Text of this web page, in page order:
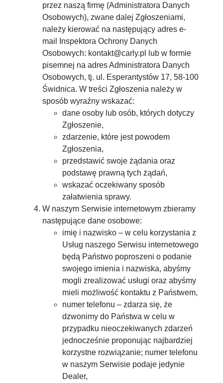
przez naszą firmę (Administratora Danych
Osobowych), zwane dalej Zgłoszeniami,
należy kierować na następujący adres e-
mail Inspektora Ochrony Danych
Osobowych: kontakt@carly.pl
lub w formie
pisemnej na adres Administratora Danych
Osobowych, tj. ul. Esperantystów 17, 58-100
Świdnica. W treści Zgłoszenia należy w
sposób wyraźny wskazać:
dane osoby lub osób, których dotyczy
Zgłoszenie,
zdarzenie, które jest powodem
Zgłoszenia,
przedstawić swoje żądania oraz
podstawę prawną tych żądań,
wskazać oczekiwany sposób
załatwienia sprawy.
W naszym Serwisie internetowym zbieramy
następujące dane osobowe:
imię i nazwisko – w celu korzystania z
Usług naszego Serwisu internetowego
będą Państwo poproszeni o podanie
swojego imienia i nazwiska, abyśmy
mogli zrealizować usługi oraz abyśmy
mieli możliwość kontaktu z Państwem,
numer telefonu – zdarza się, że
dzwonimy do Państwa w celu w
przypadku nieoczekiwanych zdarzeń
jednocześnie proponując najbardziej
korzystne rozwiązanie; numer telefonu
w naszym Serwisie podaje jedynie
Dealer,